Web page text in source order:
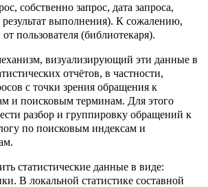
собственно запрос, дата запроса,
выполнения). К сожалению,
пользователя (библиотекаря).
визуализирующий эти данные в
отчётов, в частности,
с точки зрения обращения к
и поисковым терминам. Для этого
разбор и группировку обращений к
по поисковым индексам и
статистические данные в виде:
В локальной статистике составной